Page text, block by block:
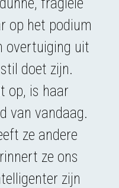
op het podium
overtuiging uit
doet zijn.
op, is haar
van vandaag.
ze andere
ze ons
zijn